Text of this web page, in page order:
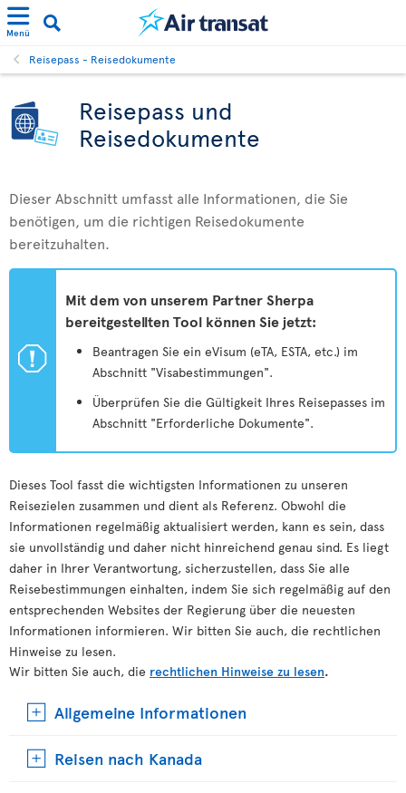
Menü
Reisepass - Reisedokumente
Reisepass und
Reisedokumente
Dieser Abschnitt umfasst alle Informationen, die Sie
benötigen, um die richtigen Reisedokumente
bereitzuhalten.
ü
Mit dem von unserem Partner Sherpa
bereitgestellten Tool können Sie jetzt:
Beantragen Sie ein eVisum (eTA, ESTA, etc.) im
Abschnitt "Visabestimmungen".
Überprüfen Sie die Gültigkeit Ihres Reisepasses im
Abschnitt "Erforderliche Dokumente".
Dieses Tool fasst die wichtigsten Informationen zu unseren
Reisezielen zusammen und dient als Referenz. Obwohl die
Informationen regelmäßig aktualisiert werden, kann es sein, dass
sie unvollständig und daher nicht hinreichend genau sind. Es liegt
daher in Ihrer Verantwortung, sicherzustellen, dass Sie alle
Reisebestimmungen einhalten, indem Sie sich regelmäßig auf den
entsprechenden Websites der Regierung über die neuesten
Informationen informieren. Wir bitten Sie auch, die rechtlichen
Hinweise zu lesen.
Wir bitten Sie auch, die rechtlichen Hinweise zu lesen.
Allgemeine Informationen
Reisen nach Kanada